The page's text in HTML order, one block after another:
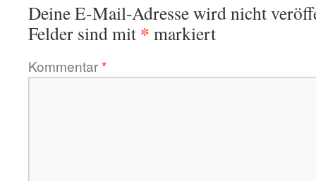
Deine E-Mail-Adresse wird nicht
Felder sind mit * markiert
Kommentar*